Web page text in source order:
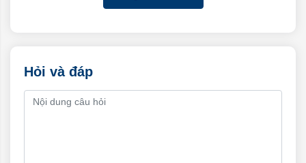
Hỏi và đáp